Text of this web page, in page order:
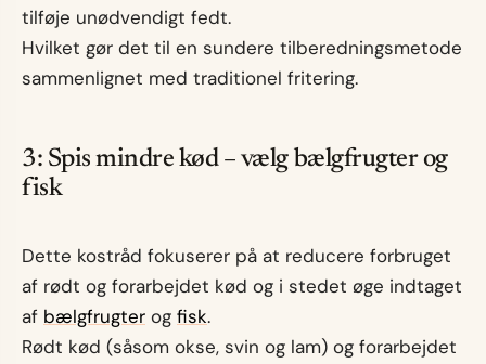
tilføje unødvendigt fedt.
Hvilket gør det til en sundere tilberedningsmetode
sammenlignet med traditionel fritering.
3: Spis mindre kød – vælg bælgfrugter og
fisk
Dette kostråd fokuserer på at reducere forbruget
af rødt og forarbejdet kød og i stedet øge indtaget
af bælgfrugter og fisk.
Rødt kød (såsom okse, svin og lam) og forarbejdet